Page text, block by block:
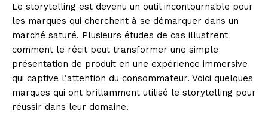
Le storytelling est devenu un outil incontournable pour
les marques qui cherchent à se démarquer dans un
marché saturé. Plusieurs études de cas illustrent
comment le récit peut transformer une simple
présentation de produit en une expérience immersive
qui captive l’attention du consommateur. Voici quelques
marques qui ont brillamment utilisé le storytelling pour
réussir dans leur domaine.